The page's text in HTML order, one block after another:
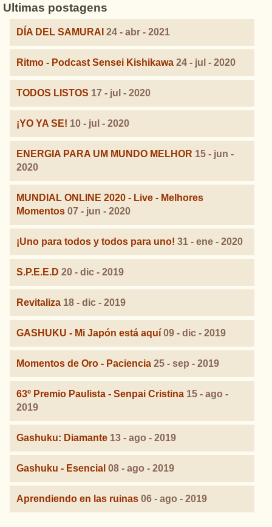
Ultimas postagens
DÍA DEL SAMURAI 24 - abr - 2021
Ritmo - Podcast Sensei Kishikawa 24 - jul - 2020
TODOS LISTOS 17 - jul - 2020
¡YO YA SE! 10 - jul - 2020
ENERGIA PARA UM MUNDO MELHOR 15 - jun -
2020
MUNDIAL ONLINE 2020 - Live - Melhores
Momentos 07 - jun - 2020
¡Uno para todos y todos para uno! 31 - ene - 2020
S.P.E.E.D 20 - dic - 2019
Revitaliza 18 - dic - 2019
GASHUKU - Mi Japón está aquí 09 - dic - 2019
Momentos de Oro - Paciencia 25 - sep - 2019
63º Premio Paulista - Senpai Cristina 15 - ago -
2019
Gashuku: Diamante 13 - ago - 2019
Gashuku - Esencial 08 - ago - 2019
Aprendiendo en las ruinas 06 - ago - 2019